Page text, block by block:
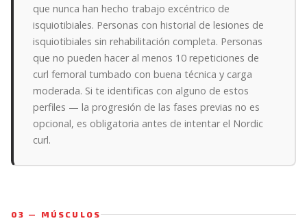
que nunca han hecho trabajo excéntrico de
isquiotibiales. Personas con historial de lesiones de
isquiotibiales sin rehabilitación completa. Personas
que no pueden hacer al menos 10 repeticiones de
curl femoral tumbado con buena técnica y carga
moderada. Si te identificas con alguno de estos
perfiles — la progresión de las fases previas no es
opcional, es obligatoria antes de intentar el Nordic
curl.
03 — MÚSCULOS